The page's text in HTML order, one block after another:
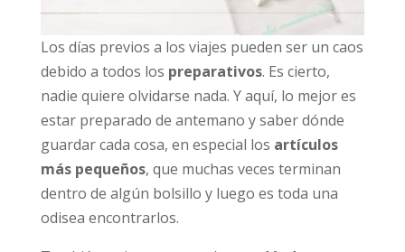
Los días previos a los viajes pueden ser un caos
debido a todos los preparativos. Es cierto,
nadie quiere olvidarse nada. Y aquí, lo mejor es
estar preparado de antemano y saber dónde
guardar cada cosa, en especial los artículos
más pequeños, que muchas veces terminan
dentro de algún bolsillo y luego es toda una
odisea encontrarlos.